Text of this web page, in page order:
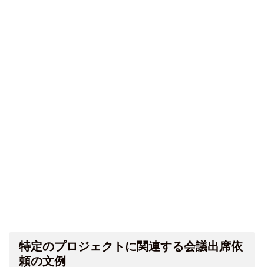
特定のプロジェクトに関連する会議出席依
頼の文例